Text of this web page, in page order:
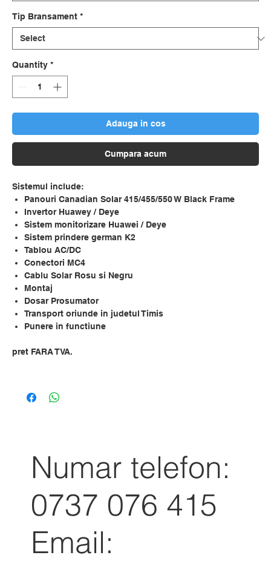
Tip Bransament *
Quantity *
Adauga in cos
Cumpara acum
Sistemul include:
Panouri Canadian Solar 415/455/550 W Black Frame
Invertor Huawey / Deye
Sistem monitorizare Huawei / Deye
Sistem prindere german K2
Tablou AC/DC
Conectori MC4
Cablu Solar Rosu si Negru
Montaj
Dosar Prosumator
Transport oriunde in judetul Timis
Punere in functiune
pret FARA TVA.
Numar telefon:
0737 076 415
Email: